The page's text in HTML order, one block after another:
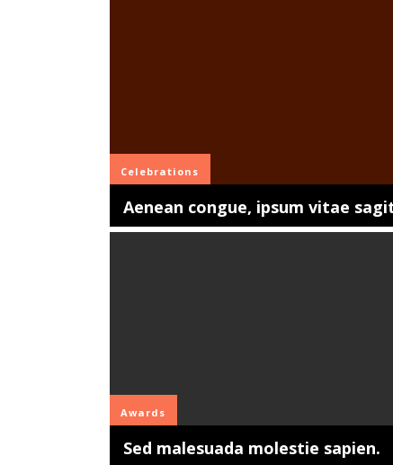
Celebrations
Aenean congue, ipsum vitae
Awards
Sed malesuada molestie sapien.